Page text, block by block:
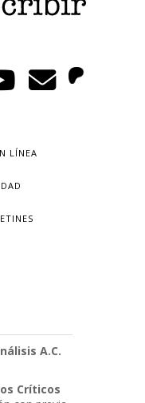
LÍNEA
A.C.
Críticos